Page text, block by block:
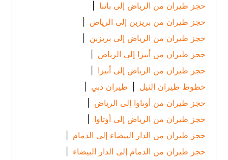
حجز طيران من الرياض إلى باتنا |
حجز طيران من بريزبن إلى الرياض
|
حجز طيران من الرياض إلى بريزبن |
حجز طيران من أبيزا إلى الرياض
|
حجز طيران من الرياض إلى أبيزا
خطوط طيران النيل | طيران دبي |
حجز طيران من أوتاوا إلى الرياض
|
حجز طيران من الرياض إلى أوتاوا |
حجز طيران من الدار البيضاء إلى الدمام
|
حجز طيران من الدمام إلى الدار البيضاء |